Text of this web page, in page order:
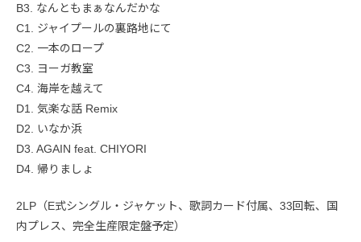
B3. なんともまぁなんだかな
C1. ジャイプールの裏路地にて
C2. 一本のロープ
C3. ヨーガ教室
C4. 海岸を越えて
D1. 気楽な話 Remix
D2. いなか浜
D3. AGAIN feat. CHIYORI
D4. 帰りましょ
2LP（E式シングル・ジャケット、歌詞カード付属、33回転、国
内プレス、完全生産限定盤予定）